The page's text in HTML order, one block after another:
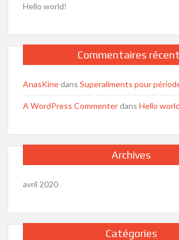
Hello world!
Commentaires
AnasKinedansSuperaliments pour
A WordPress CommenterdansHello
Archives
avril 2020
Catégories